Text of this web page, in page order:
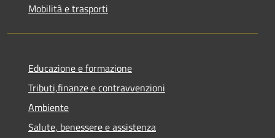
Mobilità e trasporti
Educazione e formazione
Tributi,finanze e contravvenzioni
Ambiente
Salute, benessere e assistenza